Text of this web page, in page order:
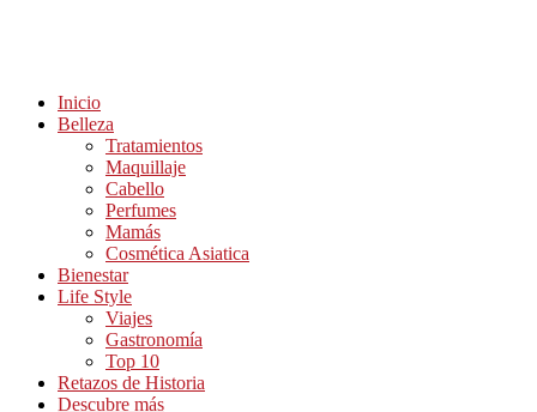
Inicio
Belleza
Tratamientos
Maquillaje
Cabello
Perfumes
Mamás
Cosmética Asiatica
Bienestar
Life Style
Viajes
Gastronomía
Top 10
Retazos de Historia
Descubre más